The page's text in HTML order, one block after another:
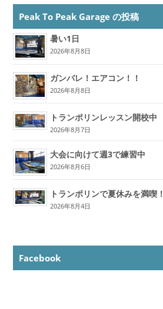
Peak To Peak Garage の投稿
暑い1日
2026年8月8日
ガンバレ！エアコン！！
2026年8月8日
トランポリンレッスン開校中
2026年8月7日
大会に向けて週3で練習中
2026年8月6日
トランポリンで夏休みを満喫！
2026年8月4日
Facebook